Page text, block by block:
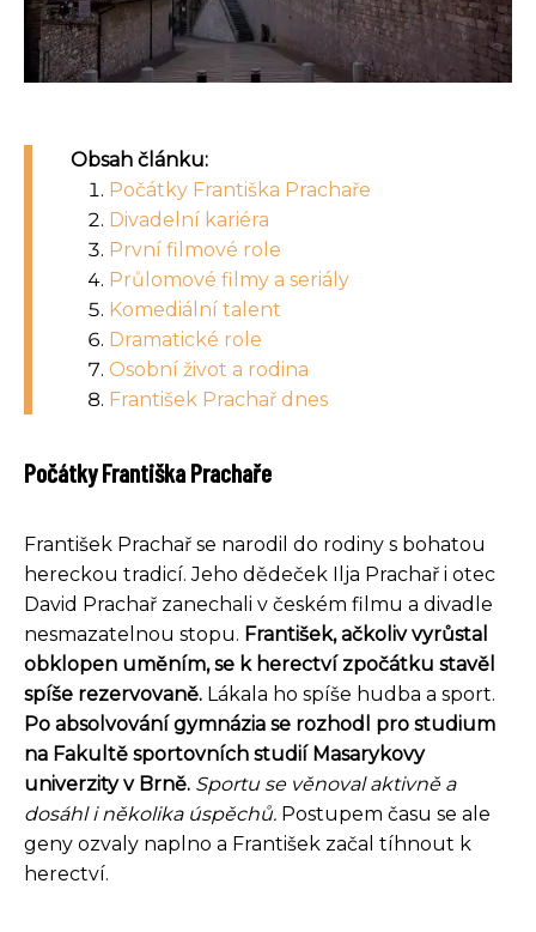
Obsah článku:
Počátky Františka Prachaře
Divadelní kariéra
První filmové role
Průlomové filmy a seriály
Komediální talent
Dramatické role
Osobní život a rodina
František Prachař dnes
Počátky Františka Prachaře
František Prachař se narodil do rodiny s bohatou
hereckou tradicí. Jeho dědeček Ilja Prachař i otec
David Prachař zanechali v českém filmu a divadle
nesmazatelnou stopu. František, ačkoliv vyrůstal
obklopen uměním, se k herectví zpočátku stavěl
spíše rezervovaně. Lákala ho spíše hudba a sport.
Po absolvování gymnázia se rozhodl pro studium
na Fakultě sportovních studií Masarykovy
univerzity v Brně. Sportu se věnoval aktivně a
dosáhl i několika úspěchů. Postupem času se ale
geny ozvaly naplno a František začal tíhnout k
herectví.